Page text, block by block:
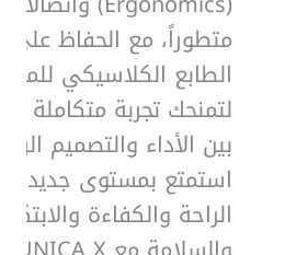
متطوراً، مع الحفاظ على
الطابع الكلاسيكي
لتمنحك تجربة متكاملة تجمع
بين الأداء والتصميم
استمتع بمستوى جديد من
الراحة والكفاءة والابتكار